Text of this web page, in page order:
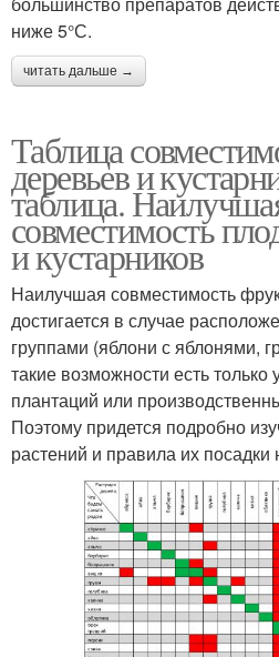
ниже 5°С.
читать дальше →
Таблица
деревьев и
таблица.
совместимость
и кустарников
Наилучшая совместимость
достигается в случае
группами (яблони с яблонями,
такие возможности есть
плантаций или
Поэтому придется подробно
растений и правила их посадки